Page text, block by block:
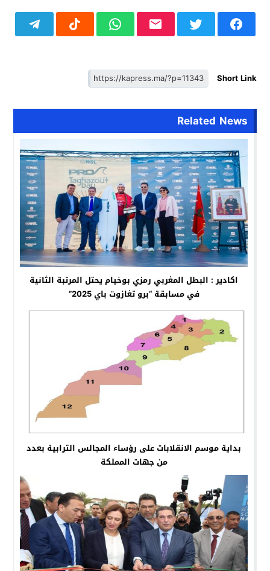
Short Link
Related News
اكادير : البطل المغربي رمزي بوخيام يحتل المرتبة الثانية
في مسابقة “برو تغازوت باي 2025”
بداية موسم الانقلابات على رؤساء المجالس الترابية بعدد
من جهات المملكة